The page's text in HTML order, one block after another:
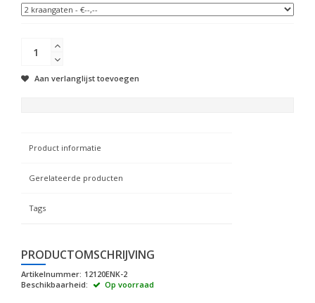
Aan verlanglijst toevoegen
Product informatie
Gerelateerde producten
Tags
PRODUCTOMSCHRIJVING
Artikelnummer: 12120ENK-2
Beschikbaarheid:
Op voorraad